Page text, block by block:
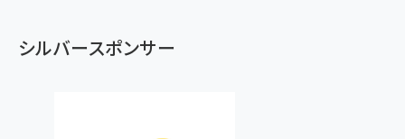
シルバースポンサー